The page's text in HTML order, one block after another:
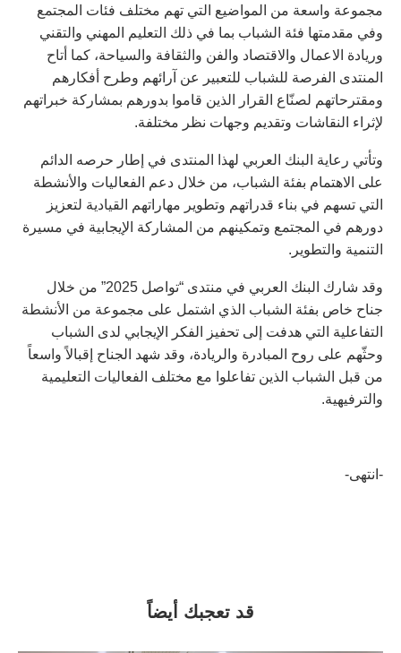
مجموعة واسعة من المواضيع التي تهم مختلف فئات المجتمع
وفي مقدمتها فئة الشباب بما في ذلك التعليم المهني والتقني
وريادة الاعمال والاقتصاد والفن والثقافة والسياحة، كما أتاح
المنتدى الفرصة للشباب للتعبير عن آرائهم وطرح أفكارهم
ومقترحاتهم لصنّاع القرار الذين قاموا بدورهم بمشاركة خبراتهم
لإثراء النقاشات وتقديم وجهات نظر مختلفة.
وتأتي رعاية البنك العربي لهذا المنتدى في إطار حرصه الدائم
على الاهتمام بفئة الشباب، من خلال دعم الفعاليات والأنشطة
التي تسهم في بناء قدراتهم وتطوير مهاراتهم القيادية لتعزيز
دورهم في المجتمع وتمكينهم من المشاركة الإيجابية في مسيرة
التنمية والتطوير.
وقد شارك البنك العربي في منتدى “تواصل 2025” من خلال
جناح خاص بفئة الشباب الذي اشتمل على مجموعة من الأنشطة
التفاعلية التي هدفت إلى تحفيز الفكر الإيجابي لدى الشباب
وحثّهم على روح المبادرة والريادة، وقد شهد الجناح إقبالاً واسعاً
من قبل الشباب الذين تفاعلوا مع مختلف الفعاليات التعليمية
والترفيهية.
-انتهى-
قد تعجبك أيضاً